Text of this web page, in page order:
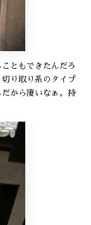
ともできたんだろ
り取り系のタイプ
から凄いなぁ。持